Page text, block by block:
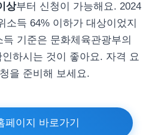
상부터 신청이 가능해요. 2024
소득 64% 이하가 대상이었지
기준은 문화체육관광부의
하시는 것이 좋아요. 자격 요
을 준비해 보세요.
페이지 바로가기